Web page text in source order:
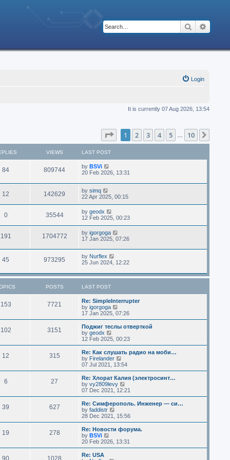
Search
Login
It is currently 07 Aug 2026, 13:54
Page of 10
1 2 3 4 5 10
VIEWS LAST POST
84 809744 by BSVi
20 Feb 2026, 13:31
12 142629 by simq
22 Apr 2025, 00:15
0 35544 by geodx
12 Feb 2025, 00:23
191 1704772 by igorgoga
17 Jan 2025, 07:26
45 973295 by Nurflex
25 Jun 2024, 12:22
POSTS LAST POST
153 7721
Re: SimpleInterrupter
by igorgoga
i
e
w
h
a
t
e
t
p
o
s
t
17 Jan 2025, 07:26
102 3151
Поджиг теслы отверткой
by geodx
i
e
w
t
h
a
t
e
t
p
o
s
t
12 Feb 2025, 00:23
12 315
Re: Как слушать радио на моби…
by Firelander
i
e
w
t
h
a
t
e
t
o
s
07 Jul 2021, 13:54
6 27
Re: Хлорат Калия (электросинт…
by vy2809levy
i
e
w
h
a
t
e
07 Dec 2021, 12:21
39 627
Re: Симферополь. Инженер — си…
by faddistr
e
w
h
28 Dec 2021, 15:56
19 278
Re: Новости форума.
by BSVi
i
e
20 Feb 2026, 13:31
90 1028
Re: USA